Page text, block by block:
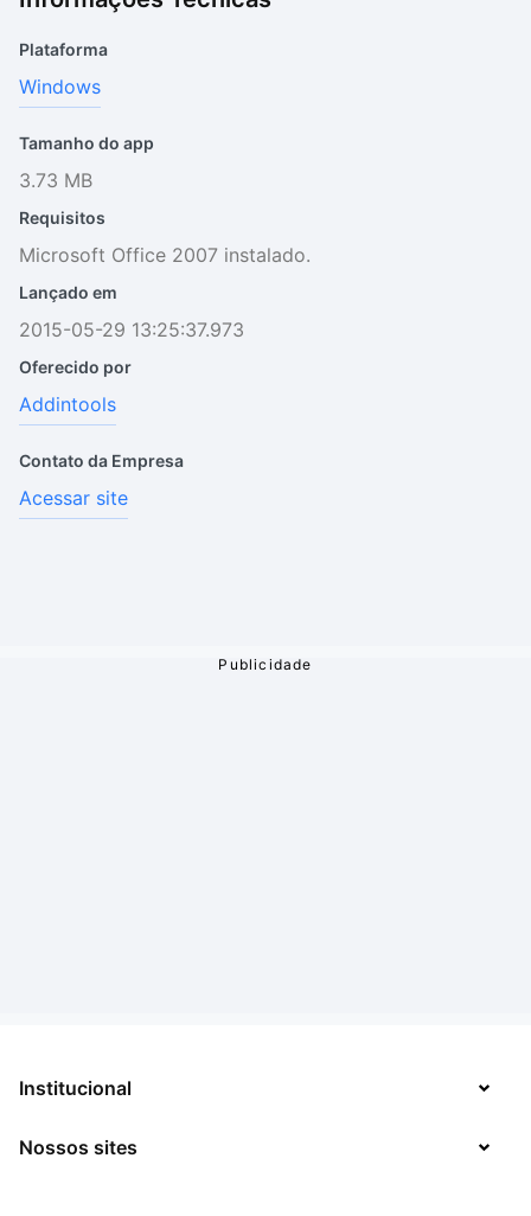
Plataforma
Windows
Tamanho do app
3.73 MB
Requisitos
Microsoft Office 2007 instalado.
Lançado em
2015-05-29 13:25:37.973
Oferecido por
Addintools
Contato da Empresa
Acessar site
Institucional
Sobre
Nossos sites